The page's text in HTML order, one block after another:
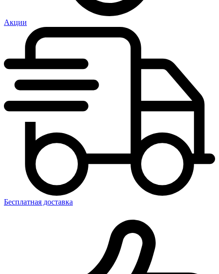
Акции
Бесплатная доставка